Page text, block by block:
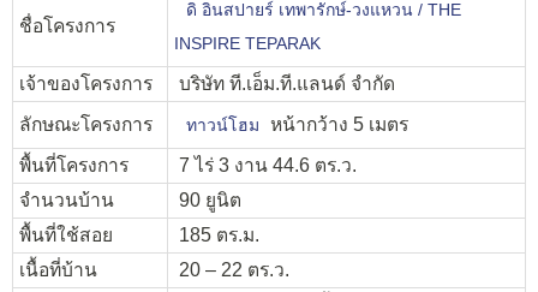
ชื่อโครงการ
ดิ อินสปายร์ เทพารักษ์-วงแหวน / THE
INSPIRE TEPARAK
เจ้าของโครงการ
บริษัท ที.เอ็ม.ที.แลนด์ จำกัด
ลักษณะโครงการ
ทาวน์โฮม
หน้ากว้าง 5 เมตร
พื้นที่โครงการ
7 ไร่ 3 งาน 44.6 ตร.ว.
จำนวนบ้าน
90 ยูนิต
พื้นที่ใช้สอย
185 ตร.ม.
เนื้อที่บ้าน
20 – 22 ตร.ว.